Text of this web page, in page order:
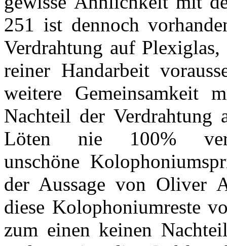
251 ist dennoch
Verdrahtung auf
reiner Handarbeit
weitere
Nachteil der Verdrahtung
Löten nie 100%
unschöne
der Aussage von Oliver
diese Kolophoniumreste
zum einen keinen